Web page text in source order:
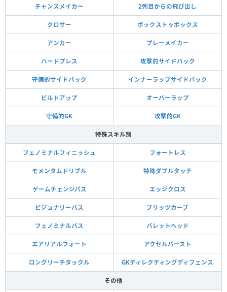
チャンスメイカー 2列目からの飛び出し
クロサー ボックストゥボックス
アンカー プレーメイカー
ハードプレス 攻撃的サイドバック
守備的サイドバック インナーラップサイドバック
ビルドアップ オーバーラップ
守備的GK 攻撃的GK
特殊スキル別
フェノミナルフィニッシュ フォートレス
モメンタムドリブル 特殊ダブルタッチ
ゲームチェンジパス エッジクロス
ビジョナリーパス ブリッツカーブ
フェノミナルパス バレットヘッド
エアリアルフォート アクセルバースト
ロングリーチタックル GKディレクティングディフェンス
その他